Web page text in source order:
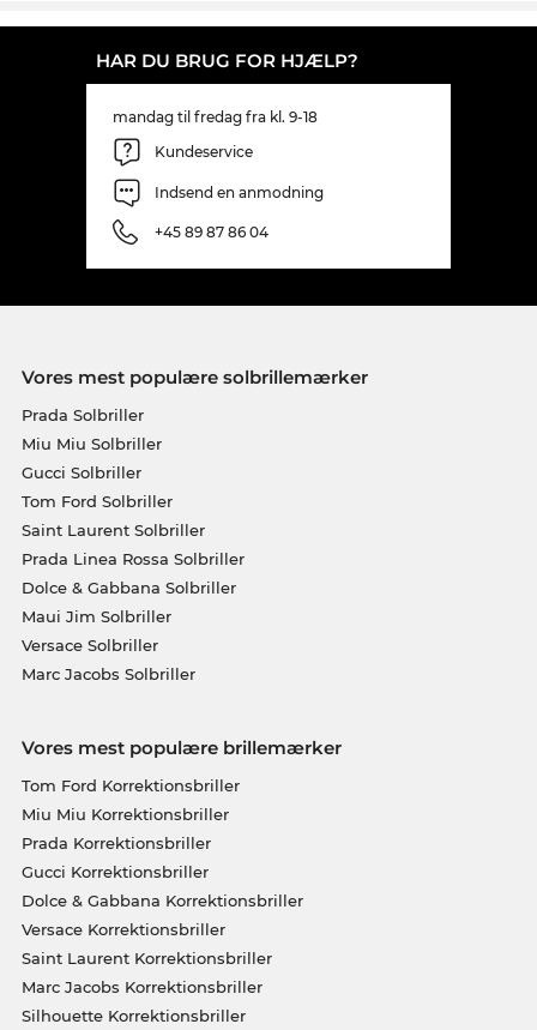
HAR DU BRUG FOR HJÆLP?
mandag til fredag fra kl. 9-18
Kundeservice
Indsend en anmodning
+45 89 87 86 04
Vores mest populære solbrillemærker
Prada Solbriller
Miu Miu Solbriller
Gucci Solbriller
Tom Ford Solbriller
Saint Laurent Solbriller
Prada Linea Rossa Solbriller
Dolce & Gabbana Solbriller
Maui Jim Solbriller
Versace Solbriller
Marc Jacobs Solbriller
Vores mest populære brillemærker
Tom Ford Korrektionsbriller
Miu Miu Korrektionsbriller
Prada Korrektionsbriller
Gucci Korrektionsbriller
Dolce & Gabbana Korrektionsbriller
Versace Korrektionsbriller
Saint Laurent Korrektionsbriller
Marc Jacobs Korrektionsbriller
Silhouette Korrektionsbriller